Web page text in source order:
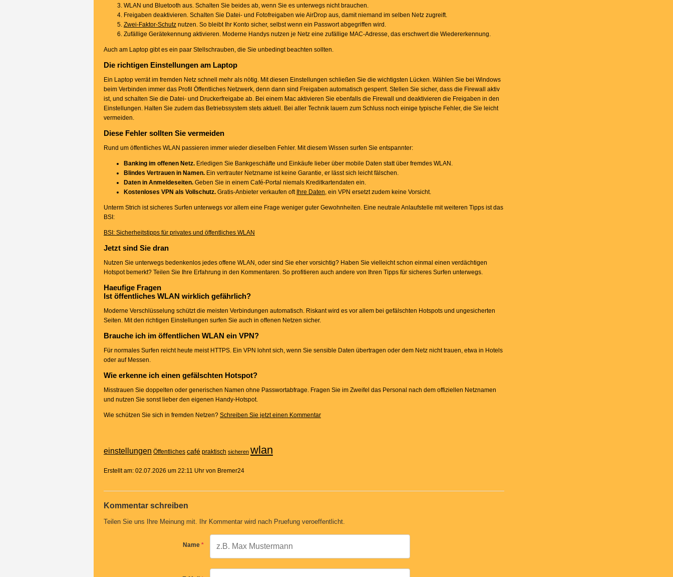
WLAN und Bluetooth aus. Schalten Sie beides ab, wenn Sie es unterwegs nicht brauchen.
Freigaben deaktivieren. Schalten Sie Datei- und Fotofreigaben wie AirDrop aus, damit niemand im selben Netz zugreift.
Zwei-Faktor-Schutz nutzen. So bleibt Ihr Konto sicher, selbst wenn ein Passwort abgegriffen wird.
Zufällige Gerätekennung aktivieren. Moderne Handys nutzen je Netz eine zufällige MAC-Adresse, das erschwert die Wiedererkennung.
Auch am Laptop gibt es ein paar Stellschrauben, die Sie unbedingt beachten sollten.
Die richtigen Einstellungen am Laptop
Ein Laptop verrät im fremden Netz schnell mehr als nötig. Mit diesen Einstellungen schließen Sie die wichtigsten Lücken. Wählen Sie bei Windows
beim Verbinden immer das Profil Öffentliches Netzwerk, denn dann sind Freigaben automatisch gesperrt. Stellen Sie sicher, dass die Firewall aktiv
ist, und schalten Sie die Datei- und Druckerfreigabe ab. Bei einem Mac aktivieren Sie ebenfalls die Firewall und deaktivieren die Freigaben in den
Einstellungen. Halten Sie zudem das Betriebssystem stets aktuell. Bei aller Technik lauern zum Schluss noch einige typische Fehler, die Sie leicht
vermeiden.
Diese Fehler sollten Sie vermeiden
Rund um öffentliches WLAN passieren immer wieder dieselben Fehler. Mit diesem Wissen surfen Sie entspannter:
Banking im offenen Netz. Erledigen Sie Bankgeschäfte und Einkäufe lieber über mobile Daten statt über fremdes WLAN.
Blindes Vertrauen in Namen. Ein vertrauter Netzname ist keine Garantie, er lässt sich leicht fälschen.
Daten in Anmeldeseiten. Geben Sie in einem Café-Portal niemals Kreditkartendaten ein.
Kostenloses VPN als Vollschutz. Gratis-Anbieter verkaufen oft Ihre Daten, ein VPN ersetzt zudem keine Vorsicht.
Unterm Strich ist sicheres Surfen unterwegs vor allem eine Frage weniger guter Gewohnheiten. Eine neutrale Anlaufstelle mit weiteren Tipps ist das
BSI:
BSI: Sicherheitstipps für privates und öffentliches WLAN
Jetzt sind Sie dran
Nutzen Sie unterwegs bedenkenlos jedes offene WLAN, oder sind Sie eher vorsichtig? Haben Sie vielleicht schon einmal einen verdächtigen
Hotspot bemerkt? Teilen Sie Ihre Erfahrung in den Kommentaren. So profitieren auch andere von Ihren Tipps für sicheres Surfen unterwegs.
Haeufige Fragen
Ist öffentliches WLAN wirklich gefährlich?
Moderne Verschlüsselung schützt die meisten Verbindungen automatisch. Riskant wird es vor allem bei gefälschten Hotspots und ungesicherten
Seiten. Mit den richtigen Einstellungen surfen Sie auch in offenen Netzen sicher.
Brauche ich im öffentlichen WLAN ein VPN?
Für normales Surfen reicht heute meist HTTPS. Ein VPN lohnt sich, wenn Sie sensible Daten übertragen oder dem Netz nicht trauen, etwa in Hotels
oder auf Messen.
Wie erkenne ich einen gefälschten Hotspot?
Misstrauen Sie doppelten oder generischen Namen ohne Passwortabfrage. Fragen Sie im Zweifel das Personal nach dem offiziellen Netznamen
und nutzen Sie sonst lieber den eigenen Handy-Hotspot.
Wie schützen Sie sich in fremden Netzen? Schreiben Sie jetzt einen Kommentar
einstellungen Öffentliches café praktisch sicheren wlan
Erstellt am: 02.07.2026 um 22:11 Uhr von Bremer24
Kommentar schreiben
Teilen Sie uns Ihre Meinung mit. Ihr Kommentar wird nach Pruefung veroeffentlicht.
Name *